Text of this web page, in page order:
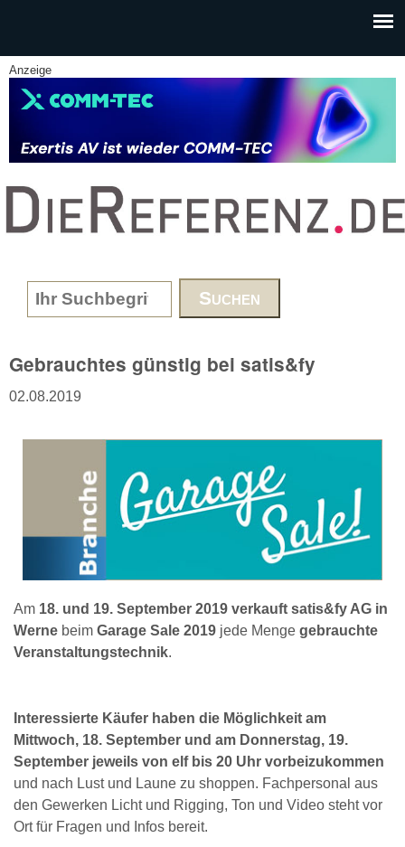
Anzeige
www.DieReferenz.de
Search form
Gebrauchtes günstig bei satis&fy
02.08.2019
Am 18. und 19. September 2019 verkauft satis&fy AG in
Werne beim Garage Sale 2019 jede Menge gebrauchte
Veranstaltungstechnik.
Interessierte Käufer haben die Möglichkeit am
Mittwoch, 18. September und am Donnerstag, 19.
September jeweils von elf bis 20 Uhr vorbeizukommen
und nach Lust und Laune zu shoppen. Fachpersonal aus
den Gewerken Licht und Rigging, Ton und Video steht vor
Ort für Fragen und Infos bereit.